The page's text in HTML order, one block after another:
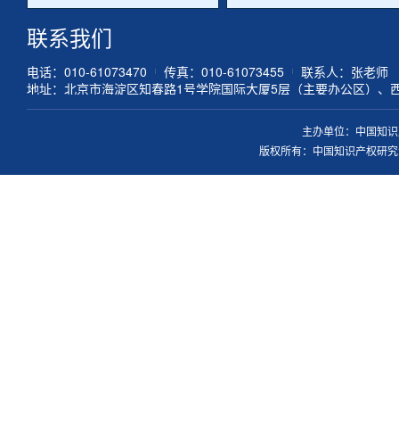
联系我们
电话：010-61073470 传真：010-61073455
联系人：张老师
地址：北京市海淀区知春路1号学院国际大厦5层（主要办公区）、
主办单位：中国知
版权所有：中国知识产权研